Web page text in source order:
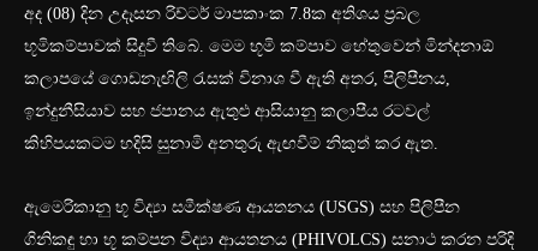
අද (08) දින උදෑසන රිච්ටර් මාපකාංක 7.8ක අතිශය ප්‍රබල
භූමිකම්පාවක් සිදුවී තිබේ. මෙම භූමි කම්පාව හේතුවෙන් මින්දනාඕ
කලාපයේ ගොඩනැඟිලි රැසක් විනාශ වී ඇති අතර, පිලිපීනය,
ඉන්දුනීසියාව සහ ජපානය ඇතුළු ආසියානු කලාපීය රටවල්
කිහිපයකටම හදිසි සුනාමි අනතුරු ඇඟවීම් නිකුත් කර ඇත.
ඇමෙරිකානු භූ විද්‍යා සමීක්ෂණ ආයතනය (USGS) සහ පිලිපීන
ගිනිකඳු හා භූ කම්පන විද්‍යා ආයතනය (PHIVOLCS) සනාථ කරන පරිදි